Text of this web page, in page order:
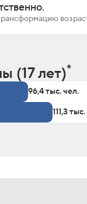
(17 лет)*
96,4 тыс. чел.
111,3